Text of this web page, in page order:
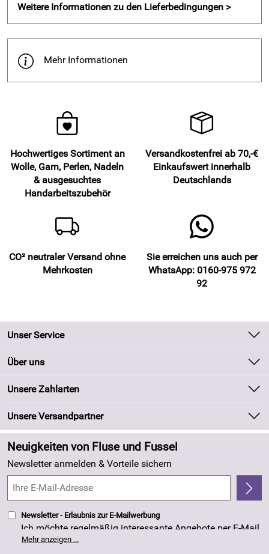
Weitere Informationen zu den Lieferbedingungen >
Mehr Informationen
Hochwertiges Sortiment an
Wolle, Garn, Perlen, Nadeln
& ausgesuchtes
Handarbeitszubehör
Versandkostenfrei ab 70,-€
Einkaufswert innerhalb
Deutschlands
CO² neutraler Versand ohne
Mehrkosten
Sie erreichen uns auch per
WhatsApp: 0160-975 972
92
Unser Service
Kontakt
Kundeninformationen
Newsletter
Zahlung und Versand
Kundenlogin
Über uns
Unsere Bestseller
Neu
Angebote
Made in Germany
4,8/5
Unsere Zahlarten
Unsere Versandpartner
Neuigkeiten von Fluse und Fussel
Newsletter anmelden & Vorteile sichern
Newsletter - Erlaubnis zur E-Mailwerbung
Ich möchte regelmäßig interessante Angebote per E-Mail
erhalten. Meine E-Mail-Adresse wird nicht an andere
Unternehmen weitergegeben. Die Einwilligung zur
Mehr anzeigen ...